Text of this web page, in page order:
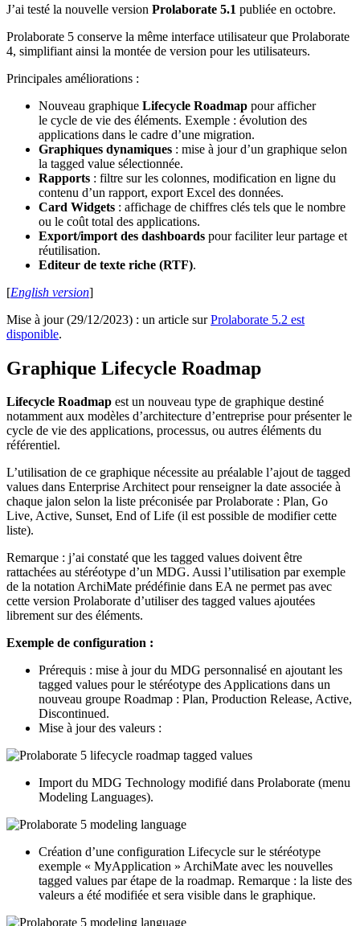
J’ai testé la nouvelle version Prolaborate 5.1 publiée en octobre.
Prolaborate 5 conserve la même interface utilisateur que Prolaborate
4, simplifiant ainsi la montée de version pour les utilisateurs.
Principales améliorations :
Nouveau graphique Lifecycle Roadmap pour afficher
le cycle de vie des éléments. Exemple : évolution des
applications dans le cadre d’une migration.
Graphiques dynamiques : mise à jour d’un graphique selon
la tagged value sélectionnée.
Rapports : filtre sur les colonnes, modification en ligne du
contenu d’un rapport, export Excel des données.
Card Widgets : affichage de chiffres clés tels que le nombre
ou le coût total des applications.
Export/import des dashboards pour faciliter leur partage et
réutilisation.
Editeur de texte riche (RTF).
[English version]
Mise à jour (29/12/2023) : un article surProlaborate 5.2 est
disponible.
Graphique Lifecycle Roadmap
Lifecycle Roadmap est un nouveau type de graphique destiné
notamment aux modèles d’architecture d’entreprise pour présenter le
cycle de vie des applications, processus, ou autres éléments du
référentiel.
L’utilisation de ce graphique nécessite au préalable l’ajout de tagged
values dans Enterprise Architect pour renseigner la date associée à
chaque jalon selon la liste préconisée par Prolaborate : Plan, Go
Live, Active, Sunset, End of Life (il est possible de modifier cette
liste).
Remarque : j’ai constaté que les tagged values doivent être
rattachées au stéréotype d’un MDG. Aussi l’utilisation par exemple
de la notation ArchiMate prédéfinie dans EA ne permet pas avec
cette version Prolaborate d’utiliser des tagged values ajoutées
librement sur des éléments.
Exemple de configuration :
Prérequis : mise à jour du MDG personnalisé en ajoutant les
tagged values pour le stéréotype des Applications dans un
nouveau groupe Roadmap : Plan, Production Release, Active,
Discontinued.
Mise à jour des valeurs :
Import du MDG Technology modifié dans Prolaborate (menu
Modeling Languages).
Création d’une configuration Lifecycle sur le stéréotype
exemple « MyApplication » ArchiMate avec les nouvelles
tagged values par étape de la roadmap. Remarque : la liste des
valeurs a été modifiée et sera visible dans le graphique.